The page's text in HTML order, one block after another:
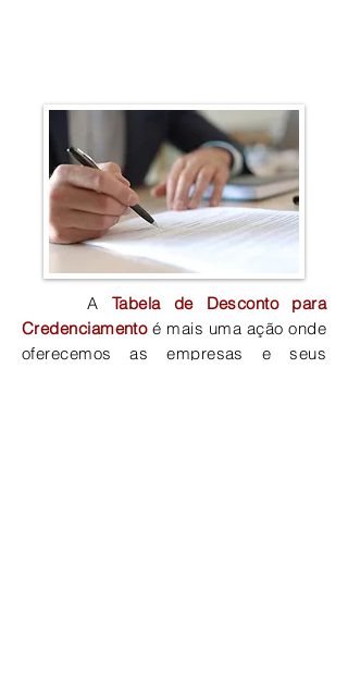
A Tabela de Desconto para
Credenciamentoé mais uma ação onde
oferecemos as empresas e seus